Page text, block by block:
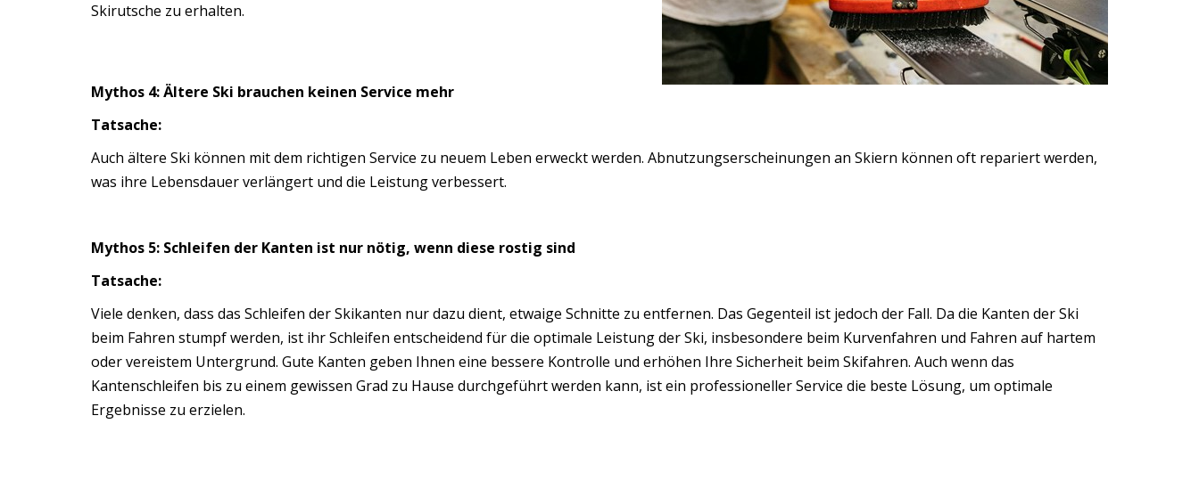
Skirutsche zu erhalten.
Mythos 4: Ältere Ski brauchen keinen Service mehr
Tatsache:
Auch ältere Ski können mit dem richtigen Service zu neuem Leben erweckt werden. Abnutzungserscheinungen an Skiern können oft repariert werden,
was ihre Lebensdauer verlängert und die Leistung verbessert.
Mythos 5: Schleifen der Kanten ist nur nötig, wenn diese rostig sind
Tatsache:
Viele denken, dass das Schleifen der Skikanten nur dazu dient, etwaige Schnitte zu entfernen. Das Gegenteil ist jedoch der Fall. Da die Kanten der Ski
beim Fahren stumpf werden, ist ihr Schleifen entscheidend für die optimale Leistung der Ski, insbesondere beim Kurvenfahren und Fahren auf hartem
oder vereistem Untergrund. Gute Kanten geben Ihnen eine bessere Kontrolle und erhöhen Ihre Sicherheit beim Skifahren. Auch wenn das
Kantenschleifen bis zu einem gewissen Grad zu Hause durchgeführt werden kann, ist ein professioneller Service die beste Lösung, um optimale
Ergebnisse zu erzielen.